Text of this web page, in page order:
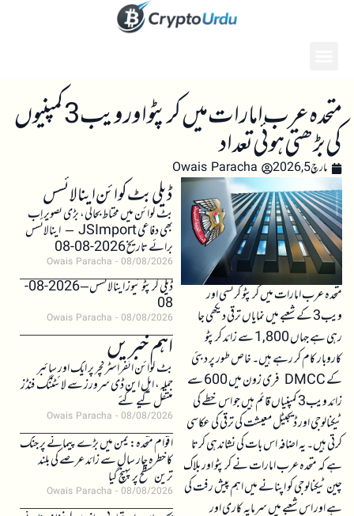
متحدہ عرب امارات میں کرپٹو اور ویب3 کمپنیوں
کی بڑھتی ہوئی تعداد
مارچ 5, 2026 Owais Paracha
متحدہ عرب امارات میں کرپٹو کرنسی اور
ویب3 کے شعبے میں نمایاں ترقی دیکھی جا
رہی ہے جہاں 1,800 سے زائد کرپٹو
کاروبار کام کر رہے ہیں۔ خاص طور پر دبئی
کے DMCC فری زون میں 600 سے
زائد ویب3 کمپنیاں قائم ہیں جو اس خطے کی
ٹیکنالوجی اور ڈیجیٹل معیشت کی ترقی کی عکاسی
کرتی ہیں۔ یہ اضافہ اس بات کی نشاندہی کرتا
ہے کہ متحدہ عرب امارات نے کرپٹو اور بلاک
چین ٹیکنالوجی کو اپنانے میں اہم پیش رفت کی
ہے اور اس شعبے میں سرمایہ کاری اور
ڈیلی بٹ کوائن اینالائسس
بٹ کوائن میں محتاط بحالی، بڑی تصویر اب
بھی دفاعی JSImport – اینالائسس
برائے تاریخ 2026-08-08
Owais Paracha 08/08/2026
ڈیلی کرپٹو نیوز اینالائسس – 2026-08-
08
Owais Paracha 08/08/2026
اہم خبریں
بٹ کوائن انفراسٹرکچر پر ایک اور سائبر
حملہ، ایل این ڈی سرورز سے لائٹننگ فنڈز
منتقل کیے گئے
Owais Paracha 08/08/2026
اقوام متحدہ: یمن میں بڑے پیمانے پر جنگ
کا خطرہ چار سال سے زائد عرصے کی بلند
ترین سطح پر پہنچ گیا
Owais Paracha 08/08/2026